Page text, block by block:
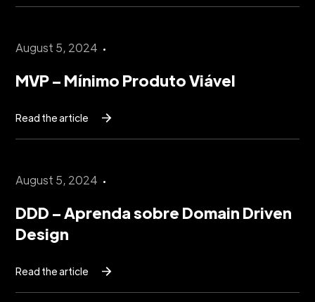
August 5, 2024
MVP – Mínimo Produto Viável
Read the article
August 5, 2024
DDD – Aprenda sobre Domain Driven
Design
Read the article